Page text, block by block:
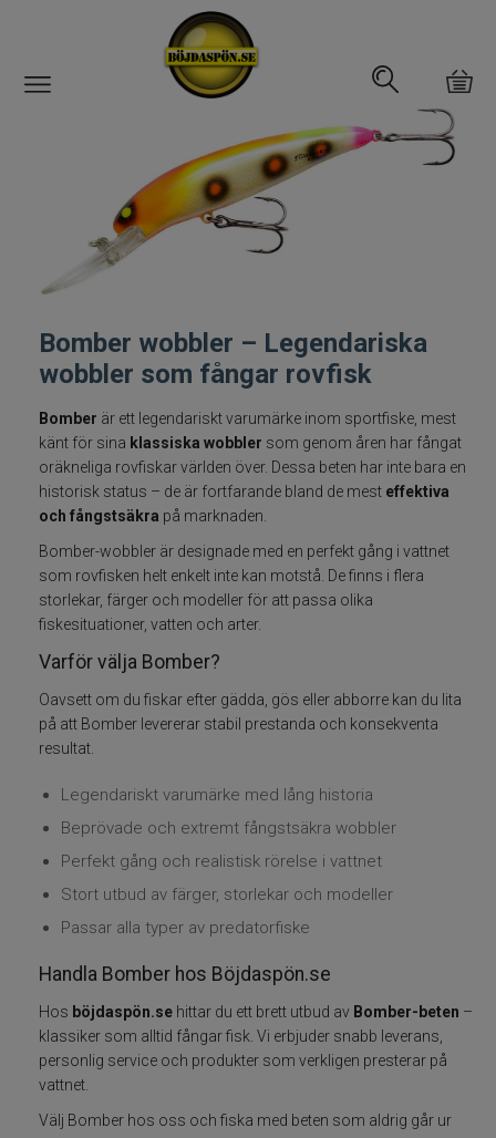
Abborrfemman
Interfiske
Fiskeset
Fiskedrag
Småplock
Flugbindning
Flugfiske
Kläder
Trolling
Specimenfiske
Varumärken
Grundéns
Bomber wobbler – Legendariska
wobbler som fångar rovfisk
Bomber är ett legendariskt varumärke inom sportfiske, mest
känt för sina klassiska wobbler som genom åren har fångat
oräkneliga rovfiskar världen över. Dessa beten har inte bara en
historisk status – de är fortfarande bland de mest effektiva
och fångstsäkra på marknaden.
Bomber-wobbler är designade med en perfekt gång i vattnet
som rovfisken helt enkelt inte kan motstå. De finns i flera
storlekar, färger och modeller för att passa olika
fiskesituationer, vatten och arter.
Varför välja Bomber?
Oavsett om du fiskar efter gädda, gös eller abborre kan du lita
på att Bomber levererar stabil prestanda och konsekventa
resultat.
Legendariskt varumärke med lång historia
Beprövade och extremt fångstsäkra wobbler
Perfekt gång och realistisk rörelse i vattnet
Stort utbud av färger, storlekar och modeller
Passar alla typer av predatorfiske
Handla Bomber hos Böjdaspön.se
Hos böjdaspön.se hittar du ett brett utbud av Bomber-beten –
klassiker som alltid fångar fisk. Vi erbjuder snabb leverans,
personlig service och produkter som verkligen presterar på
vattnet.
Välj Bomber hos oss och fiska med beten som aldrig går ur